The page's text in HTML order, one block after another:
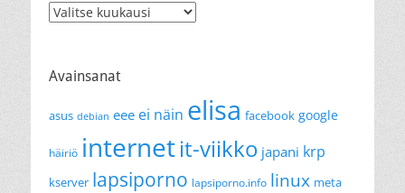
Arkistot
Avainsanat
asus debian eee ei näin elisa facebook google
häiriö internetit-viikko japani krp
kserver lapsiporno lapsiporno.info linux meta